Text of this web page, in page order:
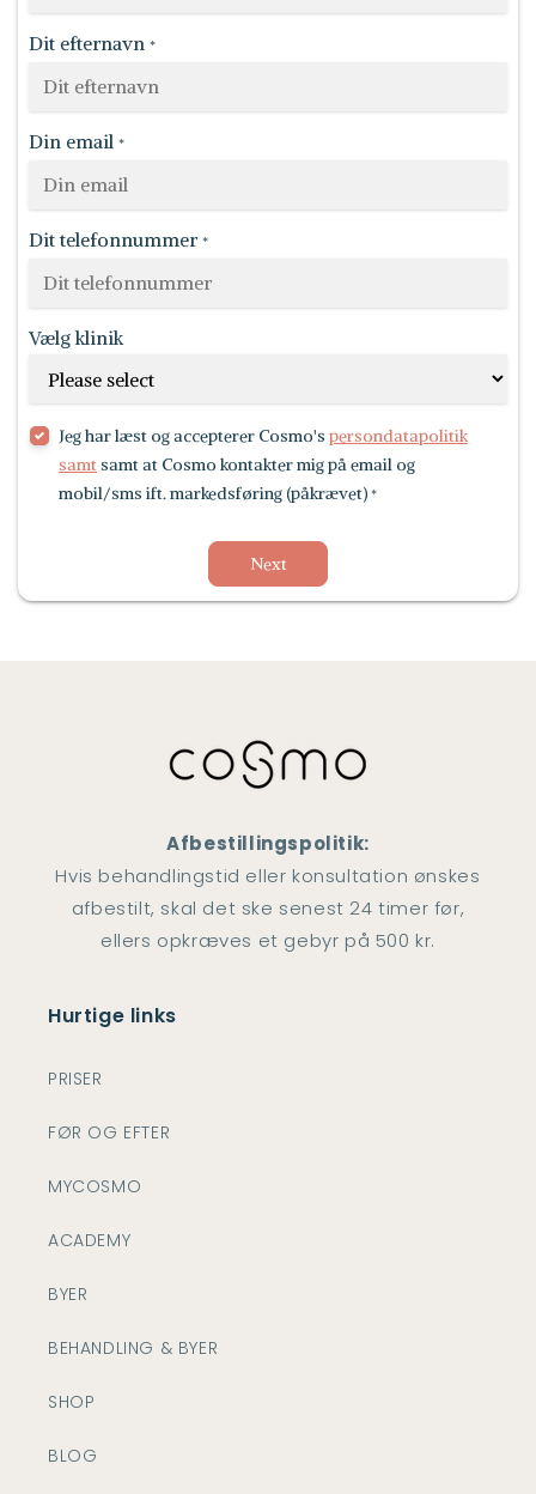
Dit efternavn *
Din email *
Dit telefonnummer *
Vælg klinik
Jeg har læst og accepterer Cosmo's persondatapolitik
samtsamt at Cosmo kontakter mig på email og
mobil/sms ift. markedsføring (påkrævet) *
Next
Afbestillingspolitik:
Hvis behandlingstid eller konsultation ønskes
afbestilt, skal det ske senest 24 timer før,
ellers opkræves et gebyr på 500 kr.
Hurtige links
PRISER
FØR OG EFTER
MYCOSMO
ACADEMY
BYER
BEHANDLING & BYER
SHOP
BLOG